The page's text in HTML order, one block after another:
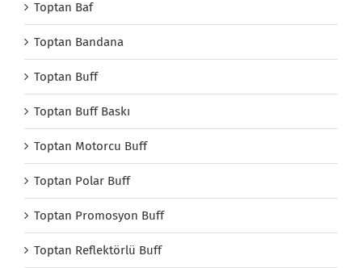
Toptan Baf
Toptan Bandana
Toptan Buff
Toptan Buff Baskı
Toptan Motorcu Buff
Toptan Polar Buff
Toptan Promosyon Buff
Toptan Reflektörlü Buff